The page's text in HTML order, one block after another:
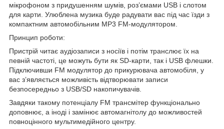
мікрофоном з придушенням шумів, роз’ємами USB і слотом
для карти. Улюблена музика буде радувати вас під час їзди з
компактним автомобільним MP3 FM-модулятором.
Принцип роботи:
Пристрій читає аудіозаписи з носіїв і потім транслює їх на
певній частоті, це можуть бути як SD-карти, так і USB флешки.
Підключивши FM модулятор до прикурювача автомобіля, у
вас з’являється можливість відтворювати записи
безпосередньо з USB/SD накопичувачів.
Завдяки такому потенціалу FM трансмітер функціонально
доповнює, а іноді і замінює автомагнітолу до можливостей
повноцінного мультимедійного центру.